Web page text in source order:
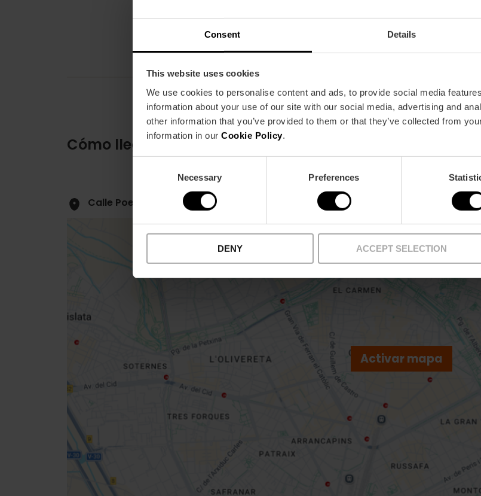
Consent Details
This website uses cookies
We use cookies to personalise content and ads, to provide social media
information about your use of our site with our social media, advertising and
other information that you’ve provided to them or that they’ve collected from
information in our Cookie Policy
Necessary Preferences
DENY ACCEPT SELECTION
Cómo llegar
Calle Poeta Querol, 7 46002 València
Activar mapa
Cómo llegar
sidebar